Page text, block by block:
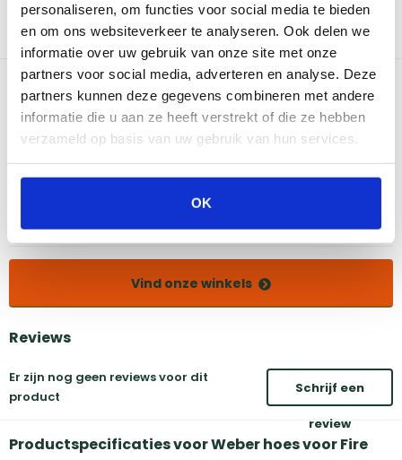
personaliseren, om functies voor social media te bieden
en om ons websiteverkeer te analyseren. Ook delen we
informatie over uw gebruik van onze site met onze
partners voor social media, adverteren en analyse. Deze
partners kunnen deze gegevens combineren met andere
informatie die u aan ze heeft verstrekt of die ze hebben
verzameld op basis van uw gebruik van hun services.
OK
Is het even geen weer om bij de Weber Fire Place te zitten? Trek
er dan gewoon een hoes overheen. Deze beschermt tegen vuil,
stof en krassen en maakt de Fire Place weerbestendig.
Bekijk dit product in onze winkels
Amsterdam
Breda
Duiven
Eindhoven
Groningen
Vind onze winkels
Reviews
Er zijn nog geen reviews voor dit
product
Schrijf een
review
Productspecificaties voor Weber hoes voor Fire